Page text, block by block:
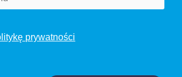
prywatności